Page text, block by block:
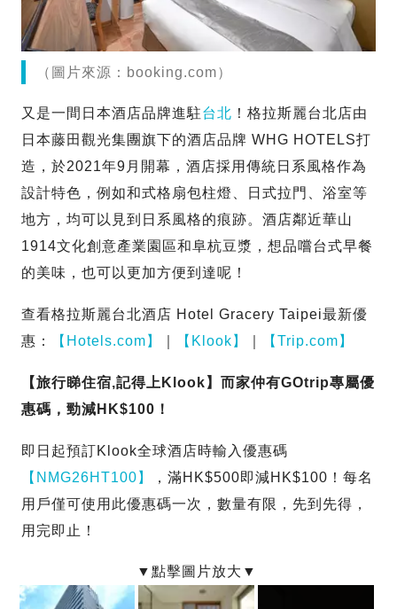
（圖片來源：booking.com）
又是一間日本酒店品牌進駐台北 ！格拉斯麗台北店由
日本藤田觀光集團旗下的酒店品牌 WHG HOTELS打
造，於2021年9月開幕，酒店採用傳統日系風格作為
設計特色，例如和式格扇包柱燈、日式拉門、浴室等
地方，均可以見到日系風格的痕跡。酒店鄰近華山
1914文化創意產業園區和阜杭豆漿，想品嚐台式早餐
的美味，也可以更加方便到達呢！
查看格拉斯麗台北酒店 Hotel Gracery Taipei最新優
惠：
【Hotels.com】 【Klook】 【Trip.com】
【旅行睇住宿,記得上Klook】而家仲有GOtrip專屬優
惠碼，勁減HK$100！
即日起預訂Klook全球酒店時輸入優惠碼
【NMG26HT100】
，滿HK$500即減HK$100！每名
用戶僅可使用此優惠碼一次，數量有限，先到先得，
用完即止！